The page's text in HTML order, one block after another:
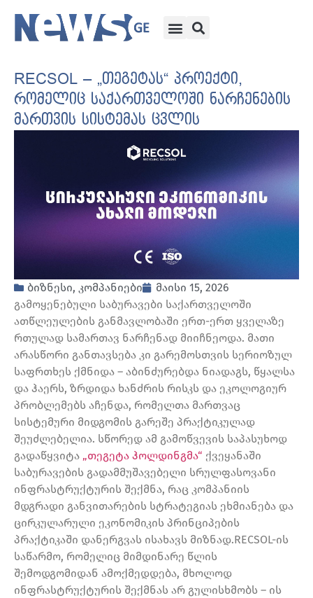
RECSOL – „თეგეტას“ პროექტი,
რომელიც საქართველოში ნარჩენების
მართვის სისტემას ცვლის
ბიზნესი, კომპანიები
მაისი 15, 2026
გამოყენებული საბურავები საქართველოში
ათწლეულების განმავლობაში ერთ-ერთ ყველაზე
რთულად სამართავ ნარჩენად მიიჩნეოდა. მათი
არასწორი განთავსება კი გარემოსთვის სერიოზულ
საფრთხეს ქმნიდა – აბინძურებდა ნიადაგს, წყალსა
და ჰაერს, ზრდიდა ხანძრის რისკს და ეკოლოგიურ
პრობლემებს აჩენდა, რომელთა მართვაც
სისტემური მიდგომის გარეშე პრაქტიკულად
შეუძლებელია. სწორედ ამ გამოწვევის საპასუხოდ
გადაწყვიტა „თეგეტა ჰოლდინგმა“ ქვეყანაში
საბურავების გადამმუშავებელი სრულფასოვანი
ინფრასტრუქტურის შექმნა, რაც კომპანიის
მდგრადი განვითარების სტრატეგიას ეხმიანება და
ცირკულარული ეკონომიკის პრინციპების
პრაქტიკაში დანერგვას ისახავს მიზნად.RECSOL-ის
საწარმო, რომელიც მიმდინარე წლის
შემოდგომიდან ამოქმედდება, მხოლოდ
ინფრასტრუქტურის შექმნას არ გულისხმობს – ის